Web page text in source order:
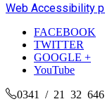
Web Accessibility
FACEBOOK
TWITTER
GOOGLE +
YouTube
0341 / 21 32 646